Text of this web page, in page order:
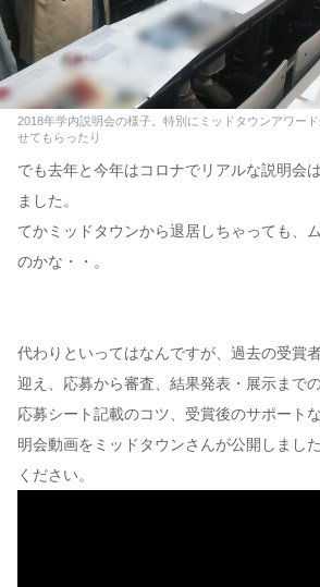
2018年学内説明会の様子。特別にミッドタウンアワー
せてもらったり
でも去年と今年はコロナでリアルな説明会
ました。
てかミッドタウンから退居しちゃっても、
のかな・・。
代わりといってはなんですが、過去の受賞
迎え、応募から審査、結果発表・展示まで
応募シート記載のコツ、受賞後のサポート
明会動画をミッドタウンさんが公開しまし
ください。